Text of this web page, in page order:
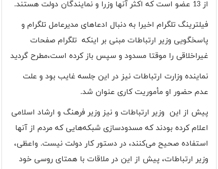
از 13 عضو است که اکثر آنها وزرا و نمایندگان دولت هستند.
فیلترینگ تلگرام اخیرا به دنبال ادعاهای مدیرعامل تلگرام و
پاسخگویی وزیر ارتباطات مبنی بر اینکه تلگرام صفحات
غیراخلاقی را موقتا مسدود و سپس باز کرده است،مطرح گردید
نماینده وزارت ارتباطات نیز در این جلسه غایب بود و علت
عدم حضور او مأموریت کاری عنوان شد.
پیش از این وزیر ارتباطات و نیز وزیر فرهنگ و ارشاد اسلامی
اعلام کرده بودند که مسدودسازی شبکه‌هایی که مردم از آنها
استفاده صحیح می‌کنند، در دستور کار دولت نیست. واعظی،
وزیر ارتباطات، پیش از این در ملاقات با همتای روسی خود